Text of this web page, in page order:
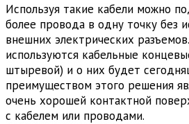
Используя такие кабели можно
более провода в одну точку без
внешних электрических
используются кабельные
штыревой) и о них будет
преимуществом этого решения
очень хорошей контактной
с кабелем или проводами.